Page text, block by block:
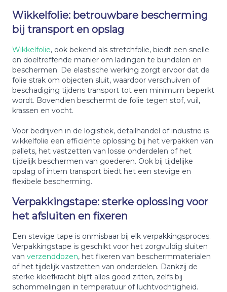
Wikkelfolie: betrouwbare bescherming
bij transport en opslag
Wikkelfolie, ook bekend als stretchfolie, biedt een snelle
en doeltreffende manier om ladingen te bundelen en
beschermen. De elastische werking zorgt ervoor dat de
folie strak om objecten sluit, waardoor verschuiven of
beschadiging tijdens transport tot een minimum beperkt
wordt. Bovendien beschermt de folie tegen stof, vuil,
krassen en vocht.
Voor bedrijven in de logistiek, detailhandel of industrie is
wikkelfolie een efficiënte oplossing bij het verpakken van
pallets, het vastzetten van losse onderdelen of het
tijdelijk beschermen van goederen. Ook bij tijdelijke
opslag of intern transport biedt het een stevige en
flexibele bescherming.
Verpakkingstape: sterke oplossing voor
het afsluiten en fixeren
Een stevige tape is onmisbaar bij elk verpakkingsproces.
Verpakkingstape is geschikt voor het zorgvuldig sluiten
van verzenddozen, het fixeren van beschermmaterialen
of het tijdelijk vastzetten van onderdelen. Dankzij de
sterke kleefkracht blijft alles goed zitten, zelfs bij
schommelingen in temperatuur of luchtvochtigheid.